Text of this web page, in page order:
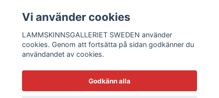
KONTAKTA OSS
KÖPVILLKOR
TVÄTT OCH SKÖTSELRÅD
STORLEKSSCHEMA
BLOGG
Vi använder cookies
LAMMSKINNSGALLERIET SWEDEN använder
cookies. Genom att fortsätta på sidan godkänner du
användandet av cookies.
Godkänn alla